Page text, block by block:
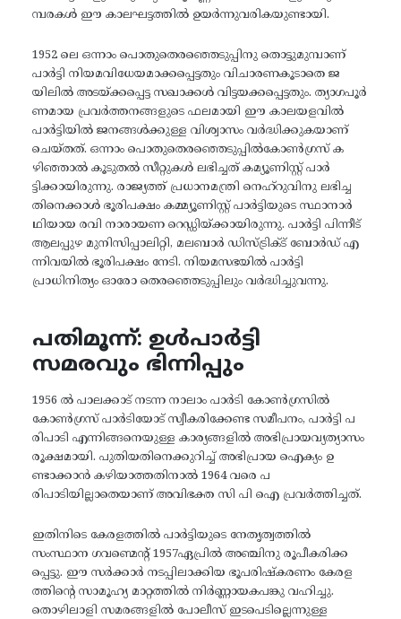
മ്പരകൾ ഈ കാലഘട്ടത്തിൽ ഉയർന്നുവരികയുണ്ടായി.
1952 ലെ ഒന്നാം പൊതുതെരഞ്ഞെടുപ്പിനു തൊട്ടുമുമ്പാണ്
പാർട്ടി നിയമവിധേയമാക്കപ്പെട്ടതും വിചാരണകൂടാതെ ജ
യിലിൽ അടയ്ക്കപ്പെട്ട സഖാക്കൾ വിട്ടയക്കപ്പെട്ടതും. ത്യാഗപൂർ
ണമായ പ്രവർത്തനങ്ങളുടെ ഫലമായി ഈ കാലയളവിൽ
പാർട്ടിയിൽ ജനങ്ങൾക്കുള്ള വിശ്വാസം വർദ്ധിക്കുകയാണ്
ചെയ്തത്. ഒന്നാം പൊതുതെരഞ്ഞെടുപ്പിൽകോൺഗ്രസ് ക
ഴിഞ്ഞാൽ കൂടുതൽ സീറ്റുകൾ ലഭിച്ചത് കമ്യൂണിസ്റ്റ് പാർ
ട്ടിക്കായിരുന്നു. രാജ്യത്ത് പ്രധാനമന്ത്രി നെഹ്റുവിനു ലഭിച്ച
തിനെക്കാൾ ഭൂരിപക്ഷം കമ്മ്യൂണിസ്റ്റ് പാർട്ടിയുടെ സ്ഥാനാർ
ഥിയായ രവി നാരായണ റെഡ്ഡിയ്ക്കായിരുന്നു. പാർട്ടി പിന്നീട്
ആലപ്പുഴ മുനിസിപ്പാലിറ്റി, മലബാർ ഡിസ്ട്രിക്ട് ബോർഡ് എ
ന്നിവയിൽ ഭൂരിപക്ഷം നേടി. നിയമസഭയിൽ പാർട്ടി
പ്രാധിനിത്യം ഓരോ തെരഞ്ഞെടുപ്പിലും വർദ്ധിച്ചുവന്നു.
പതിമൂന്ന്: ഉൾപാർട്ടി
സമരവും ഭിന്നിപ്പും
1956 ൽ പാലക്കാട് നടന്ന നാലാം പാർടി കോൺഗ്രസിൽ
കോൺഗ്രസ് പാർടിയോട് സ്വീകരിക്കേണ്ട സമീപനം, പാർട്ടി പ
രിപാടി എന്നിങ്ങനെയുള്ള കാര്യങ്ങളിൽ അഭിപ്രായവ്യത്യാസം
രൂക്ഷമായി. പുതിയതിനെക്കുറിച്ച് അഭിപ്രായ ഐക്യം ഉ
ണ്ടാക്കാൻ കഴിയാത്തതിനാൽ 1964 വരെ പ
രിപാടിയില്ലാതെയാണ് അവിഭക്ത സി പി ഐ പ്രവർത്തിച്ചത്.
ഇതിനിടെ കേരളത്തിൽ പാർട്ടിയുടെ നേതൃത്വത്തിൽ
സംസ്ഥാന ഗവണ്മെന്റ് 1957ഏപ്രിൽ അഞ്ചിനു രൂപീകരിക്ക
പ്പെട്ടു. ഈ സർക്കാർ നടപ്പിലാക്കിയ ഭൂപരിഷ്കരണം കേരള
ത്തിന്റെ സാമൂഹ്യ മാറ്റത്തിൽ നിർണ്ണായകപങ്കു വഹിച്ചു.
തൊഴിലാളി സമരങ്ങളിൽ പോലീസ് ഇടപെടില്ലെന്നുള്ള